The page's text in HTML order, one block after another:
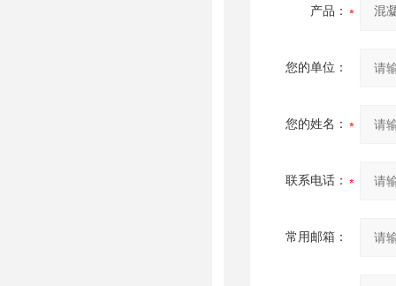
产品：
您的单位：
您的姓名：
联系电话：
常用邮箱：